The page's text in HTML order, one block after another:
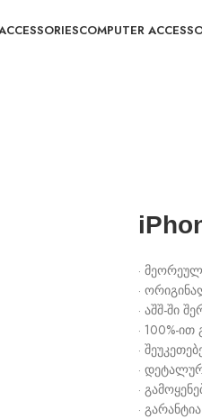
COMPUTER
·
·
· აშშ-ში
· 100%-
·
·
·
·